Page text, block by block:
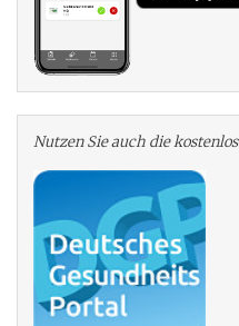
Nutzen Sie auch die